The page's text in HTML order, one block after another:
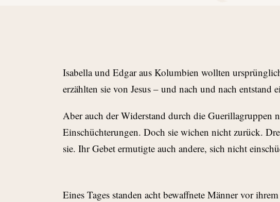
Isabella und Edgar aus Kolumbien wollten
erzählten sie von Jesus – und nach und nach entstand
Aber auch der Widerstand durch die Guerillagruppen
Einschüchterungen. Doch sie wichen nicht zurück.
sie. Ihr Gebet ermutigte auch andere, sich nicht
Eines Tages standen acht bewaffnete Männer vor